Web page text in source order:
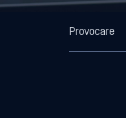
Provocare